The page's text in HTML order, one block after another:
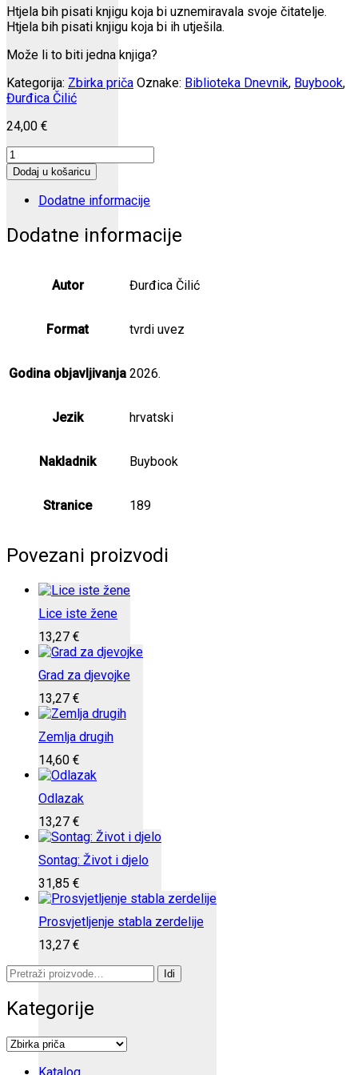
Htjela bih pisati knjigu koja bi uznemiravala svoje čitatelje.
Htjela bih pisati knjigu koja bi ih utješila.
Može li to biti jedna knjiga?
Kategorija: Zbirka priča Oznake: Biblioteka Dnevnik, Buybook,
Đurđica Čilić
24,00 €
Umjesto
dnevnika
količina
Dodaj u košaricu
Dodatne informacije
Dodatne informacije
Autor Đurđica Čilić
Format tvrdi uvez
Godina objavljivanja 2026.
Jezik hrvatski
Nakladnik Buybook
Stranice 189
Povezani proizvodi
Lice iste žene
13,27 €
Grad za djevojke
13,27 €
Zemlja drugih
14,60 €
Odlazak
13,27 €
Sontag: Život i djelo
31,85 €
Prosvjetljenje stabla zerdelije
13,27 €
Pretraži:
Idi
Kategorije